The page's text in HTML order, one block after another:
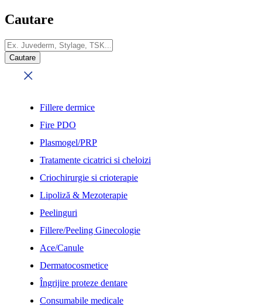
Cautare
Fillere dermice
Fire PDO
Plasmogel/PRP
Tratamente cicatrici si cheloizi
Criochirurgie si crioterapie
Lipoliză & Mezoterapie
Peelinguri
Fillere/Peeling Ginecologie
Ace/Canule
Dermatocosmetice
Îngrijire proteze dentare
Consumabile medicale